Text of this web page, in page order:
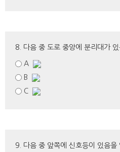
8. 다음 중 도로 중앙에 분리대가
A
B
C
9. 다음 중 앞쪽에 신호등이 있음을